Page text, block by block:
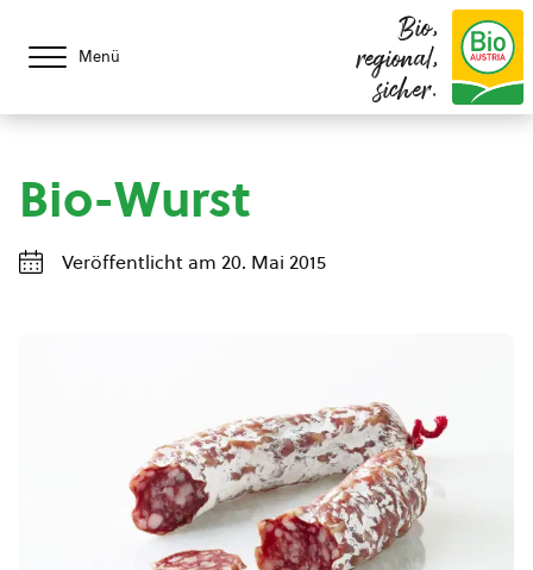
Menü
Bio,
regional,
sicher.
Bio-Wurst
Veröffentlicht am 20. Mai 2015